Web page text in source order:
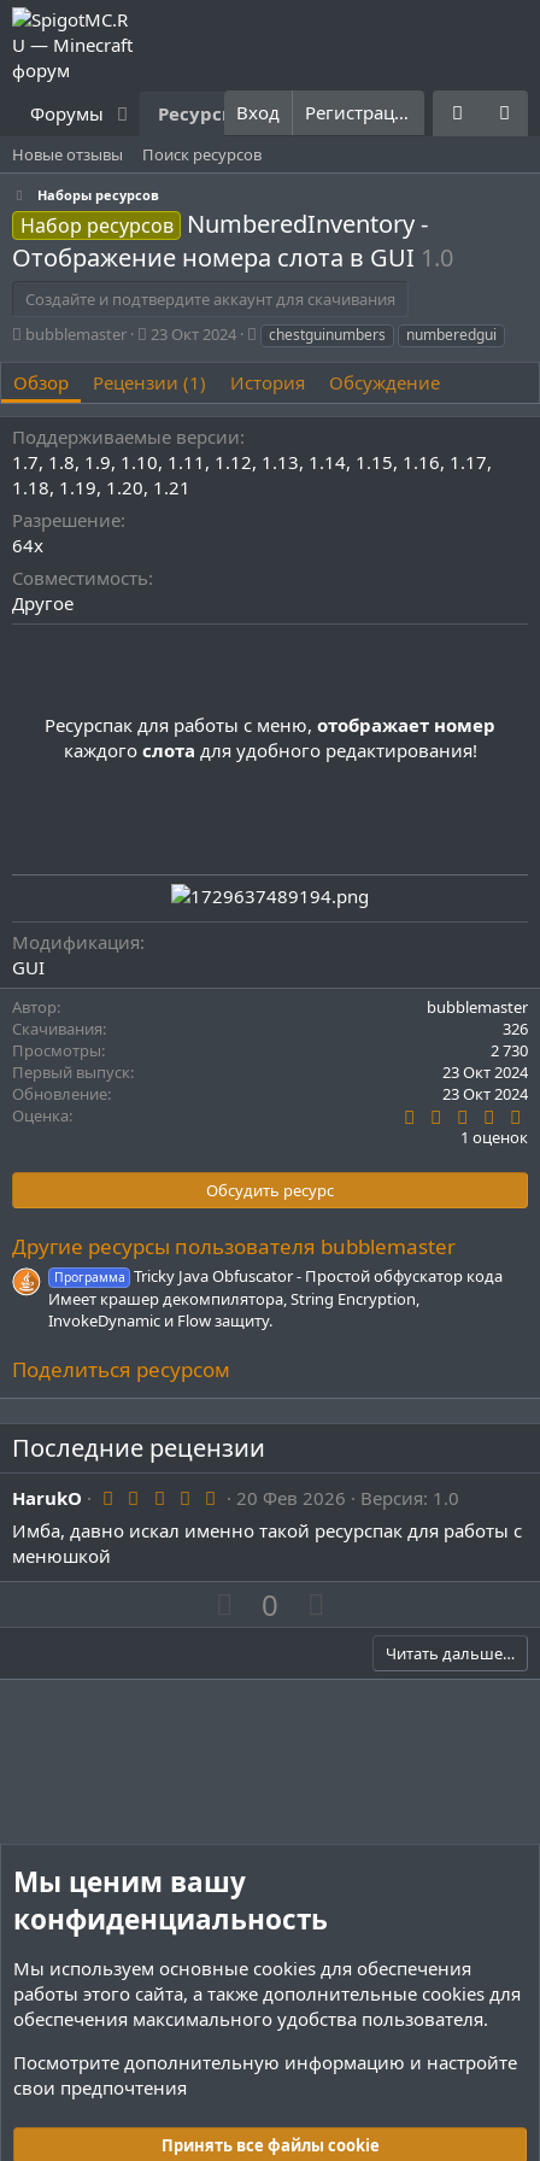
Форумы Ресурсы Что нового? Правила
Вход Регистрация
Новые отзывы Поиск ресурсов
Наборы ресурсов
Набор ресурсов
NumberedInventory -
Отображение номера слота в GUI 1.0
Создайте и подтвердите аккаунт для скачивания
А
т
о
р
bubblemaster
Д
т
а
с
о
з
д
я
23 Окт 2024
Т
г
и
chestguinumbers numberedgui
Обзор Рецензии (1) История Обсуждение
Поддерживаемые версии
1.7 1.8 1.9 1.10 1.11 1.12 1.13 1.14 1.15 1.16 1.17
1.18 1.19 1.20 1.21
Разрешение
64x
Совместимость
Другое
Ресурспак для работы с меню, отображает номер
каждого слота для удобного редактирования!
Модификация
GUI
Автор
bubblemaster
Скачивания
326
Просмотры
2 730
Первый выпуск
23 Окт 2024
Обновление
23 Окт 2024
Оценка
0
0
в
1 оценок
Обсудить ресурс
Другие ресурсы пользователя bubblemaster
Программа Tricky Java Obfuscator - Простой обфускатор кода
Имеет крашер декомпилятора, String Encryption,
InvokeDynamic и Flow защиту.
Поделиться ресурсом
Последние рецензии
HarukO 5
0
в
з
20 Фев 2026
Версия: 1.0
Имба, давно искал именно такой ресурспак для работы с
менюшкой
П
о
и
г
о
о
с
0
е
а
о
с
Читать дальше…
Мы ценим вашу
конфиденциальность
Мы используем основные cookies для обеспечения
работы этого сайта, а также дополнительные cookies для
обеспечения максимального удобства пользователя.
Посмотрите дополнительную информацию и настройте
свои предпочтения
Принять все файлы cookie